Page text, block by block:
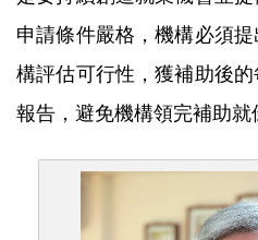
申請條件嚴格，機構必須
構評估可行性，獲補助後
報告，避免機構領完補助就